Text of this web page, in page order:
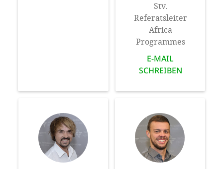
Stv.
Referatsleiter
Africa
Programmes
E-MAIL
SCHREIBEN